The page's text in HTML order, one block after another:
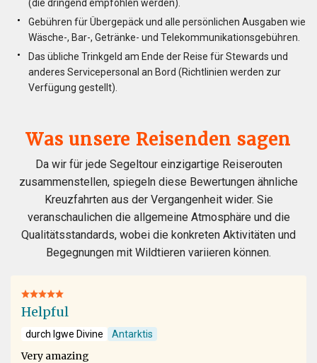
(die dringend empfohlen werden).
Gebühren für Übergepäck und alle persönlichen Ausgaben wie
Wäsche-, Bar-, Getränke- und Telekommunikationsgebühren.
Das übliche Trinkgeld am Ende der Reise für Stewards und
anderes Servicepersonal an Bord (Richtlinien werden zur
Verfügung gestellt).
Was unsere Reisenden sagen
Da wir für jede Segeltour einzigartige Reiserouten
zusammenstellen, spiegeln diese Bewertungen ähnliche
Kreuzfahrten aus der Vergangenheit wider. Sie
veranschaulichen die allgemeine Atmosphäre und die
Qualitätsstandards, wobei die konkreten Aktivitäten und
Begegnungen mit Wildtieren variieren können.
Helpful
durch Igwe Divine Antarktis
Very amazing